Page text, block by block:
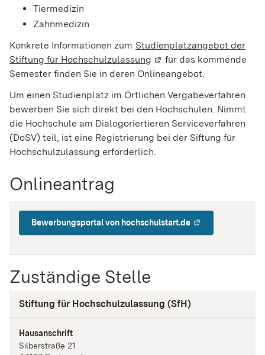
Tiermedizin
Zahnmedizin
Konkrete Informationen zum Studienplatzangebot der
Stiftung für Hochschulzulassung (Wird in einem neuen
für das kommende
Semester finden Sie in deren Onlineangebot.
Um einen Studienplatz im Örtlichen Vergabeverfahren
bewerben Sie sich direkt bei den Hochschulen. Nimmt
die Hochschule am Dialogoriertieren Serviceverfahren
(DoSV) teil, ist eine Registrierung bei der Siftung für
Hochschulzulassung erforderlich.
Onlineantrag
Bewerbungsportal von hochschulstart.de
Zuständige Stelle
Stiftung für Hochschulzulassung (SfH)
Hausanschrift
Silberstraße 21